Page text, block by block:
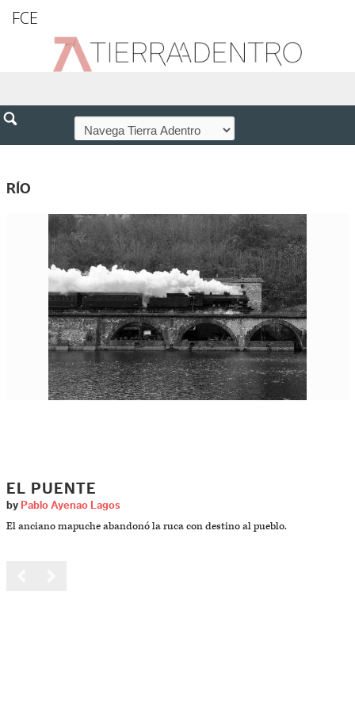
FCE
RÍO
EL PUENTE
by Pablo Ayenao Lagos
El anciano mapuche abandonó la ruca con destino al pueblo.